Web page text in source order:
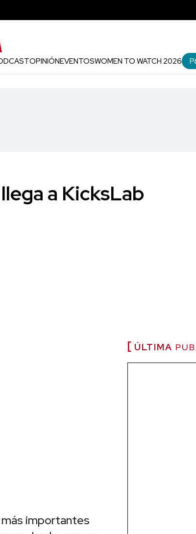
OPINIÓNEVENTOSWOMEN TO WATCH 2026
a KicksLab
importantes
ÚLTIMA